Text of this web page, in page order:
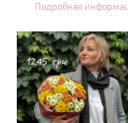
Подробная